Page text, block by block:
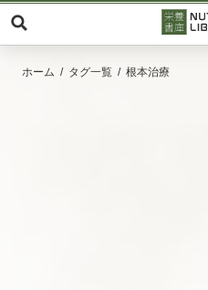
ホーム タグ一覧 根本治療